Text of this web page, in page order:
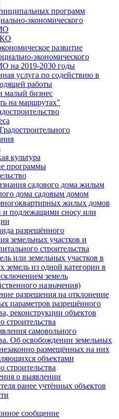
программ
экономического
развитие
экономического
на 2019-2030 годы
услуга по содействию в
работы
малый бизнес
на маршрутах"
культура
программы
садового дома жилым
дома садовым домом
жилых домов
и подлежащими сносу или
разрешённого
земельных участков и
строительства
или земельных участков в
земель из одной категории в
земель
назначения)
разрешения на отклонение
параметров разрешённого
реконструкции объектов
строительства
самовольного
Об освобождении земельных
размещённых на них
объектами
строительства
о выявлении
ранее учтённых объектов
сообщение